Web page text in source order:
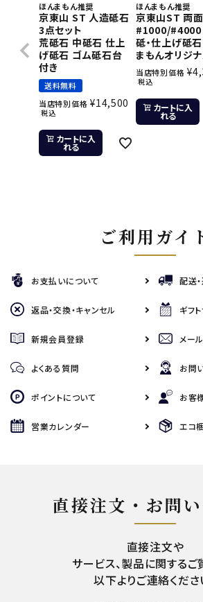
ほんまもん推奨
京東山 ST 人造砥石
3点セット
荒砥石 中砥石 仕上
げ砥石 ゴム砥石台
付き
送料無料
当店特別価格 ¥14,500
税込
カートに入
れる
ほんまもん推奨
京東山ST 両
#1000/#4000
砥・仕上げ砥
まもんオリジ
当店特別価格 ¥
税込
カートに入
れる
ご利用ガイ
お支払いについて 配送
返品・交換・キャンセル ギフ
新規会員登録 メー
よくある質問 お問
ポイントについて お客
営業カレンダー エコ
直接注文・お問
直接注文や
サービス、製品に関するご
以下よりご連絡くださ